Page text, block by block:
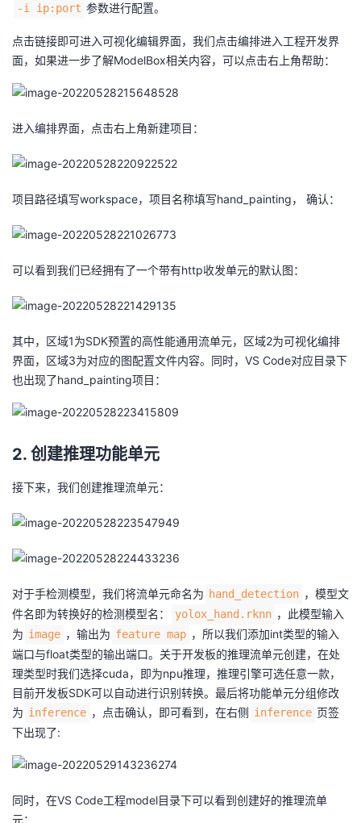
-i ip:port 参数进行配置。
点击链接即可进入可视化编辑界面，我们点击编排进入工程开发界
面，如果进一步了解ModelBox相关内容，可以点击右上角帮助：
进入编排界面，点击右上角新建项目：
项目路径填写workspace，项目名称填写hand_painting， 确认：
可以看到我们已经拥有了一个带有http收发单元的默认图：
其中，区域1为SDK预置的高性能通用流单元，区域2为可视化编排
界面，区域3为对应的图配置文件内容。同时，VS Code对应目录下
也出现了hand_painting项目：
2. 创建推理功能单元
接下来，我们创建推理流单元：
对于手检测模型，我们将流单元命名为 hand_detection ，模型文
件名即为转换好的检测模型名：
yolox_hand.rknn ，此模型输入
为 image ，输出为 feature map ，所以我们添加int类型的输入
端口与float类型的输出端口。关于开发板的推理流单元创建，在处
理类型时我们选择cuda，即为npu推理，推理引擎可选任意一款，
目前开发板SDK可以自动进行识别转换。最后将功能单元分组修改
为 inference ，点击确认，即可看到，在右侧 inference 页签
下出现了:
同时，在VS Code工程model目录下可以看到创建好的推理流单
元：